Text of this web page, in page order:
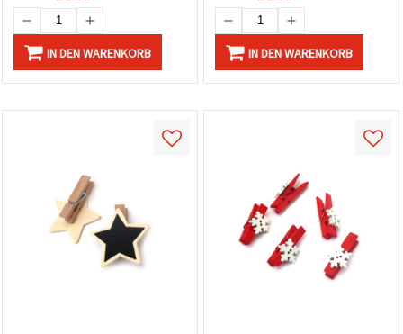
IN DEN WARENKORB IN DEN WARENKORB